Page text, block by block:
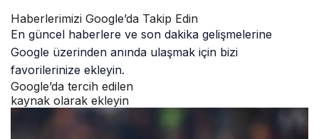
Haberlerimizi Google’da Takip Edin
En güncel haberlere ve son dakika gelişmelerine
Google üzerinden anında ulaşmak için bizi
favorilerinize ekleyin.
Google’da tercih edilen
kaynak olarak ekleyin